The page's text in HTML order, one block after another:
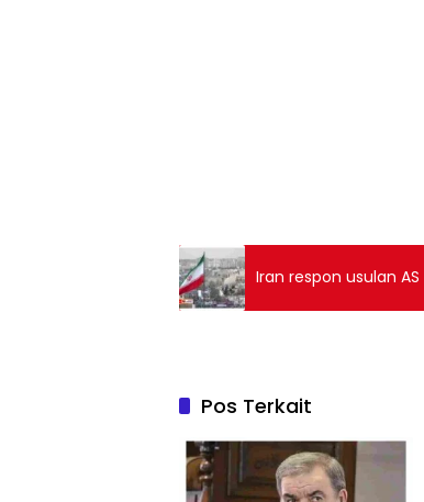
Iran respon usulan
Pos Terkait